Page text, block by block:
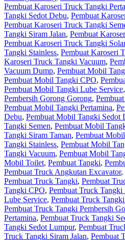
Pembuat Karoseri Truck Tangki
Tangki Sedot Debu, Pembuat
Pembuat Karoseri Truck Tangki
Tangki Siram Jalan, Pembuat
Pembuat Karoseri Truck Tangki Solar
Tangki Stainless, Pembuat Karoseri
Karoseri Truck Tangki Vacuum,
Vacuum Dump, Pembuat Mobil
Pembuat Mobil Tangki CPO,
Pembuat Mobil Tangki Lube Service,
Pembersih Gorong Gorong,
Pembuat Mobil Tangki Pertamina,
Debu, Pembuat Mobil Tangki Sedot
Tangki Semen, Pembuat Mobil
Tangki Siram Taman, Pembuat
Tangki Stainless, Pembuat Mobil
Tangki Vacuum, Pembuat Mobil
Mobil Toilet, Pembuat Tangki,
Pembuat Truck Angkutan Excavator,
Pembuat Truck Tangki, Pembuat
Tangki CPO, Pembuat Truck
Lube Service, Pembuat Truck
Pembuat Truck Tangki Pembersih
Pertamina, Pembuat Truck Tangki
Tangki Sedot Lumpur, Pembuat
Truck Tangki Siram Jalan, Pembuat